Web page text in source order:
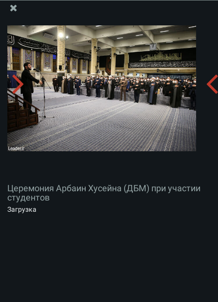
Церемония Арбаин Хусейна (ДБМ) при участии
студентов
Скачать альбом:
Церемония Арбаин Хусейна (ДБМ) при участии
студентов
Загрузка